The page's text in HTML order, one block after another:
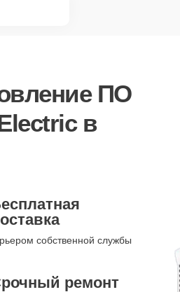
ПО
в
собственной службы
ремонт